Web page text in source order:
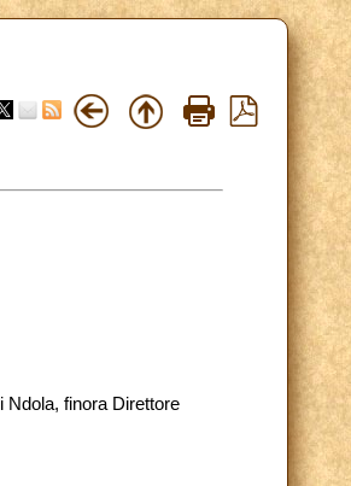
Ndola, finora Direttore